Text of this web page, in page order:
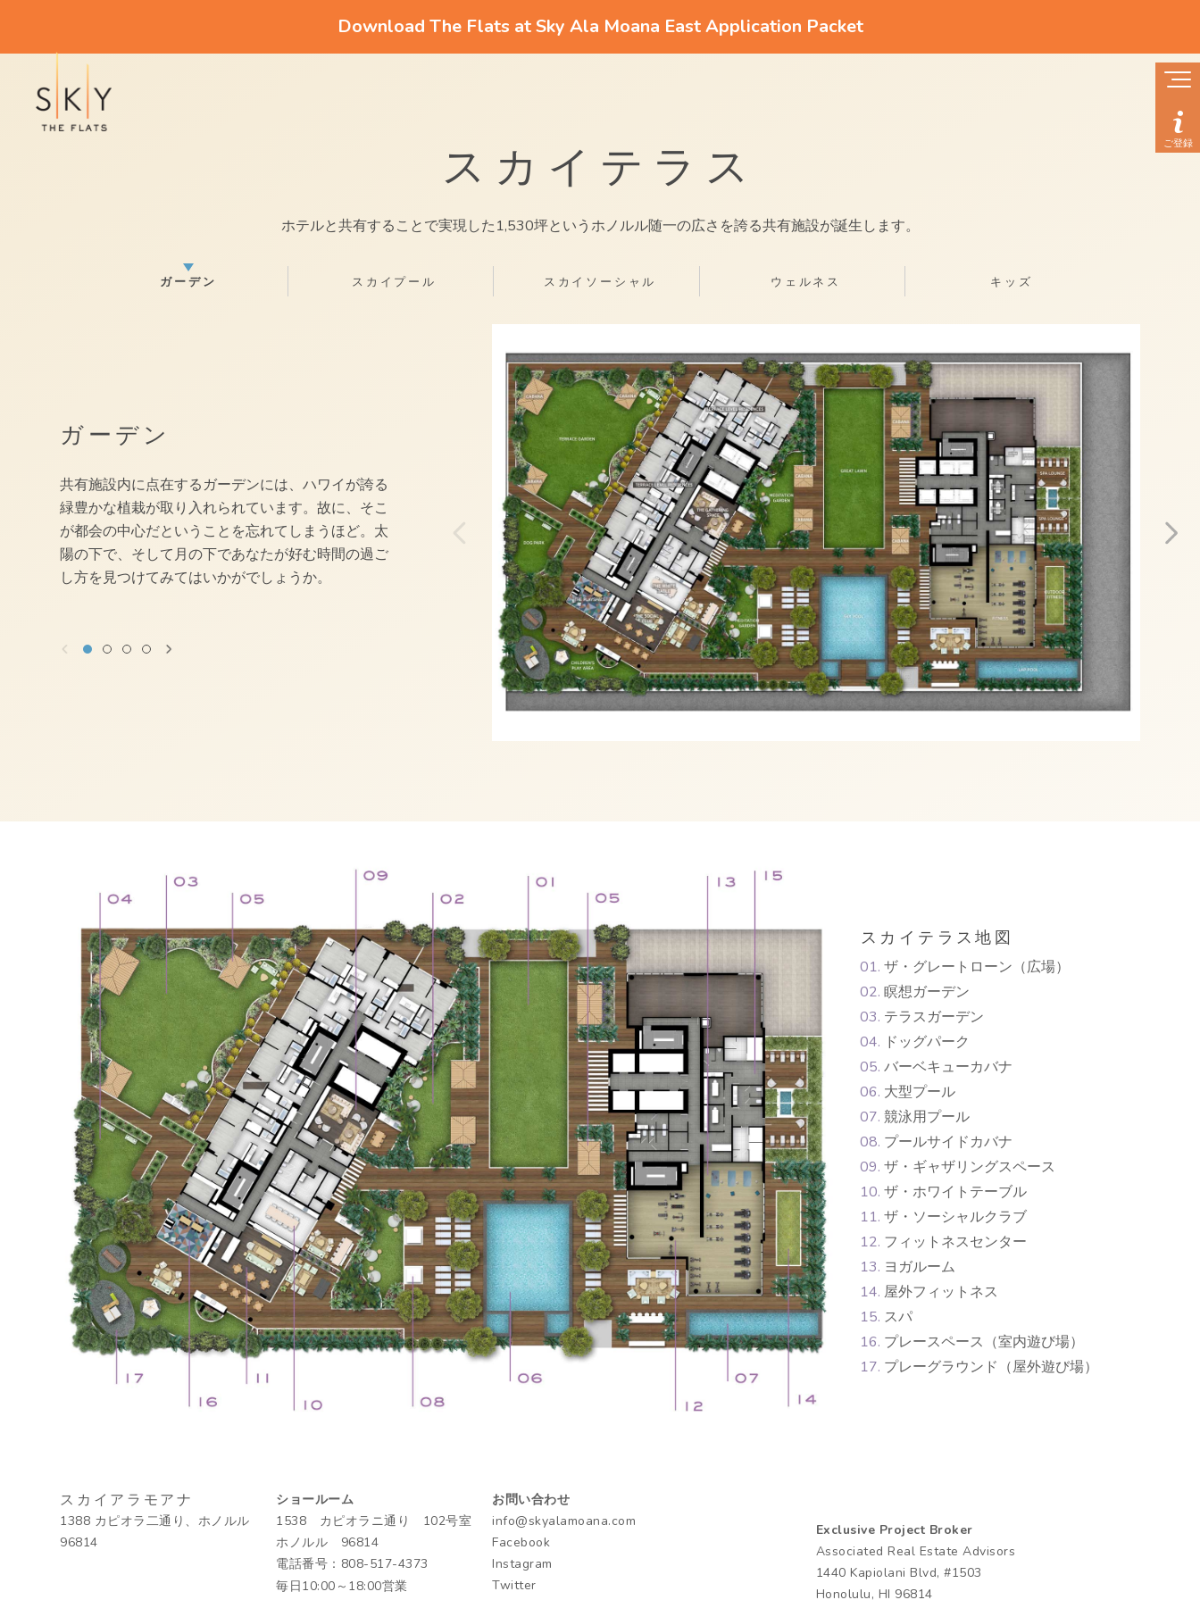
Download The Flats at Sky Ala Moana East Application Packet
ご登録
スカイテラス
ホテルと共有することで実現した1,530坪というホノルル随一の広さを誇る共有施設が誕生します。
ガーデン スカイプール スカイソーシャル ウェルネス キッズ
ガーデン
共有施設内に点在するガーデンには、ハワイが誇る
緑豊かな植栽が取り入れられています。故に、そこ
が都会の中心だということを忘れてしまうほど。太
陽の下で、そして月の下であなたが好む時間の過ご
し方を見つけてみてはいかがでしょうか。
スカイテラス地図
ザ・グレートローン（広場）
瞑想ガーデン
テラスガーデン
ドッグパーク
バーベキューカバナ
大型プール
競泳用プール
プールサイドカバナ
ザ・ギャザリングスペース
ザ・ホワイトテーブル
ザ・ソーシャルクラブ
フィットネスセンター
ヨガルーム
屋外フィットネス
スパ
プレースペース（室内遊び場）
プレーグラウンド（屋外遊び場）
スカイアラモアナ
1388 カピオラ二通り、ホノルル
96814
ショールーム
1538 カピオラニ通り 102号室
ホノルル 96814
電話番号：808-517-4373
毎日10:00～18:00営業
お問い合わせ
info@skyalamoana.com
Facebook
Instagram
Twitter
Exclusive Project Broker
Associated Real Estate Advisors
1440 Kapiolani Blvd, #1503
Honolulu, HI 96814